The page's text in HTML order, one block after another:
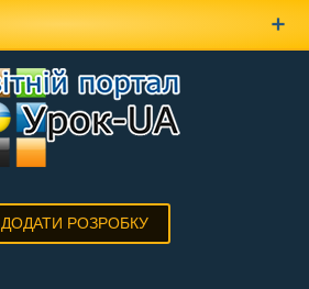
ДОДАТИ РОЗРОБКУ